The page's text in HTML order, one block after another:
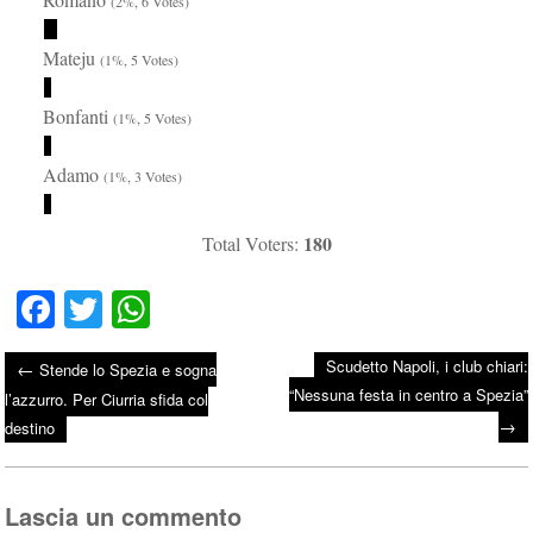
Mateju(1%, 5 Votes)
Bonfanti(1%, 5 Votes)
Adamo(1%, 3 Votes)
Total Voters: 180
Fa
ce
bo
ok
T
wi
tte
r
ha
ts
A
pp
Post navigation
← Stende lo Spezia e sogna
l’azzurro. Per Ciurria sfida col
destino
Scudetto Napoli, i club chiari:
“Nessuna festa in centro a Spezia”
→
Lascia un commento